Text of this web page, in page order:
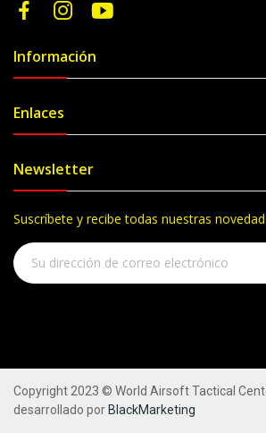
Información
Enlaces
Newsletter
Suscríbete y recibe todas nuestras
Copyright 2023 © World Airsoft Tactical
desarrollado por BlackMarketing